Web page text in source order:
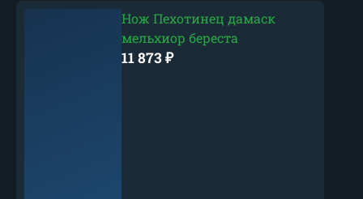
Нож Пехотинец дамаск
мельхиор береста
11 873 ₽